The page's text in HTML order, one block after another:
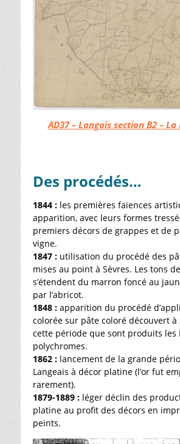
AD37 – Langais section B2 – La
Des procédés…
1844 : les premières faïences
apparition, avec leurs formes
premiers décors de grappes et de
vigne.
1847 : utilisation du procédé des
mises au point à Sèvres. Les tons
s’étendent du marron foncé au
par l’abricot.
1848 : apparition du procédé
colorée sur pâte coloré découvert à
cette période que sont produits les
polychromes.
1862 : lancement de la grande
Langeais à décor platine (l’or fut
rarement).
1879-1889 : léger déclin des
platine au profit des décors en
peints.